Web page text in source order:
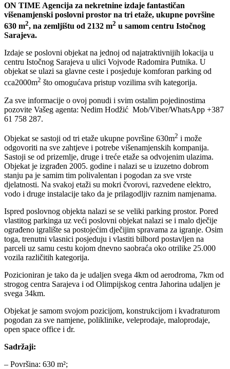
ON TIME Agencija za nekretnine izdaje fantastičan
višenamjenski poslovni prostor na tri etaže, ukupne površine
630 m2, na zemljištu od 2132 m2 u samom centru Istočnog
Sarajeva.
Izdaje se poslovni objekat na jednoj od najatraktivnijih lokacija u
centru Istočnog Sarajeva u ulici Vojvode Radomira Putnika. U
objekat se ulazi sa glavne ceste i posjeduje komforan parking od
cca2000m2 što omogućava pristup vozilima svih kategorija.
Za sve informacije o ovoj ponudi i svim ostalim pojedinostima
pozovite Vašeg agenta: Nedim Hodžić Mob/Viber/WhatsApp +387
61 758 287.
Objekat se sastoji od tri etaže ukupne površine 630m2 i može
odgovoriti na sve zahtjeve i potrebe višenamjenskih kompanija.
Sastoji se od prizemlje, druge i treće etaže sa odvojenim ulazima.
Objekat je izgrađen 2005. godine i nalazi se u izuzetno dobrom
stanju pa je samim tim polivalentan i pogodan za sve vrste
djelatnosti. Na svakoj etaži su mokri čvorovi, razvedene elektro,
vodo i druge instalacije tako da je prilagodljiv raznim namjenama.
Ispred poslovnog objekta nalazi se se veliki parking prostor. Pored
vlastitog parkinga uz veći poslovni objekat nalazi se i malo dječije
ograđeno igralište sa postojećim dječijim spravama za igranje. Osim
toga, trenutni vlasnici posjeduju i vlastiti bilbord postavljen na
parceli uz samu cestu kojom dnevno saobraća oko otrilike 25.000
vozila različitih kategorija.
Pozicioniran je tako da je udaljen svega 4km od aerodroma, 7km od
strogog centra Sarajeva i od Olimpijskog centra Jahorina udaljen je
svega 34km.
Objekat je samom svojom pozicijom, konstrukcijom i kvadraturom
pogodan za sve namjene, poliklinike, veleprodaje, maloprodaje,
open space office i dr.
Sadržaji:
– Površina: 630 m²;